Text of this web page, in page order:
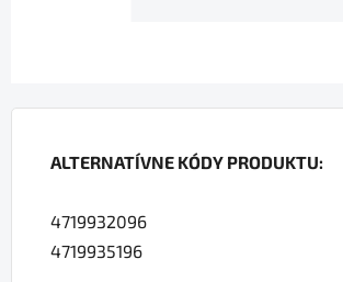
ALTERNATÍVNE KÓDY PRODUKTU:
4719932096
4719935196